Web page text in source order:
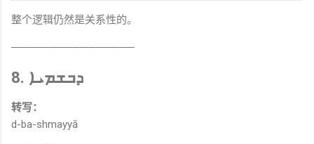
整个逻辑仍然是关系性的。
────────────────
8. ܕܒܫܡܝܐ
转写：
d-ba-shmayyā